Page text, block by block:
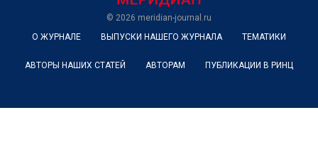
© 2026 meridian-journal.ru
О ЖУРНАЛЕ
ВЫПУСКИ НАШЕГО ЖУРНАЛА ТЕМАТИКИ
АВТОРЫ НАШИХ СТАТЕЙ АВТОРАМ ПУБЛИКАЦИИ В РИНЦ